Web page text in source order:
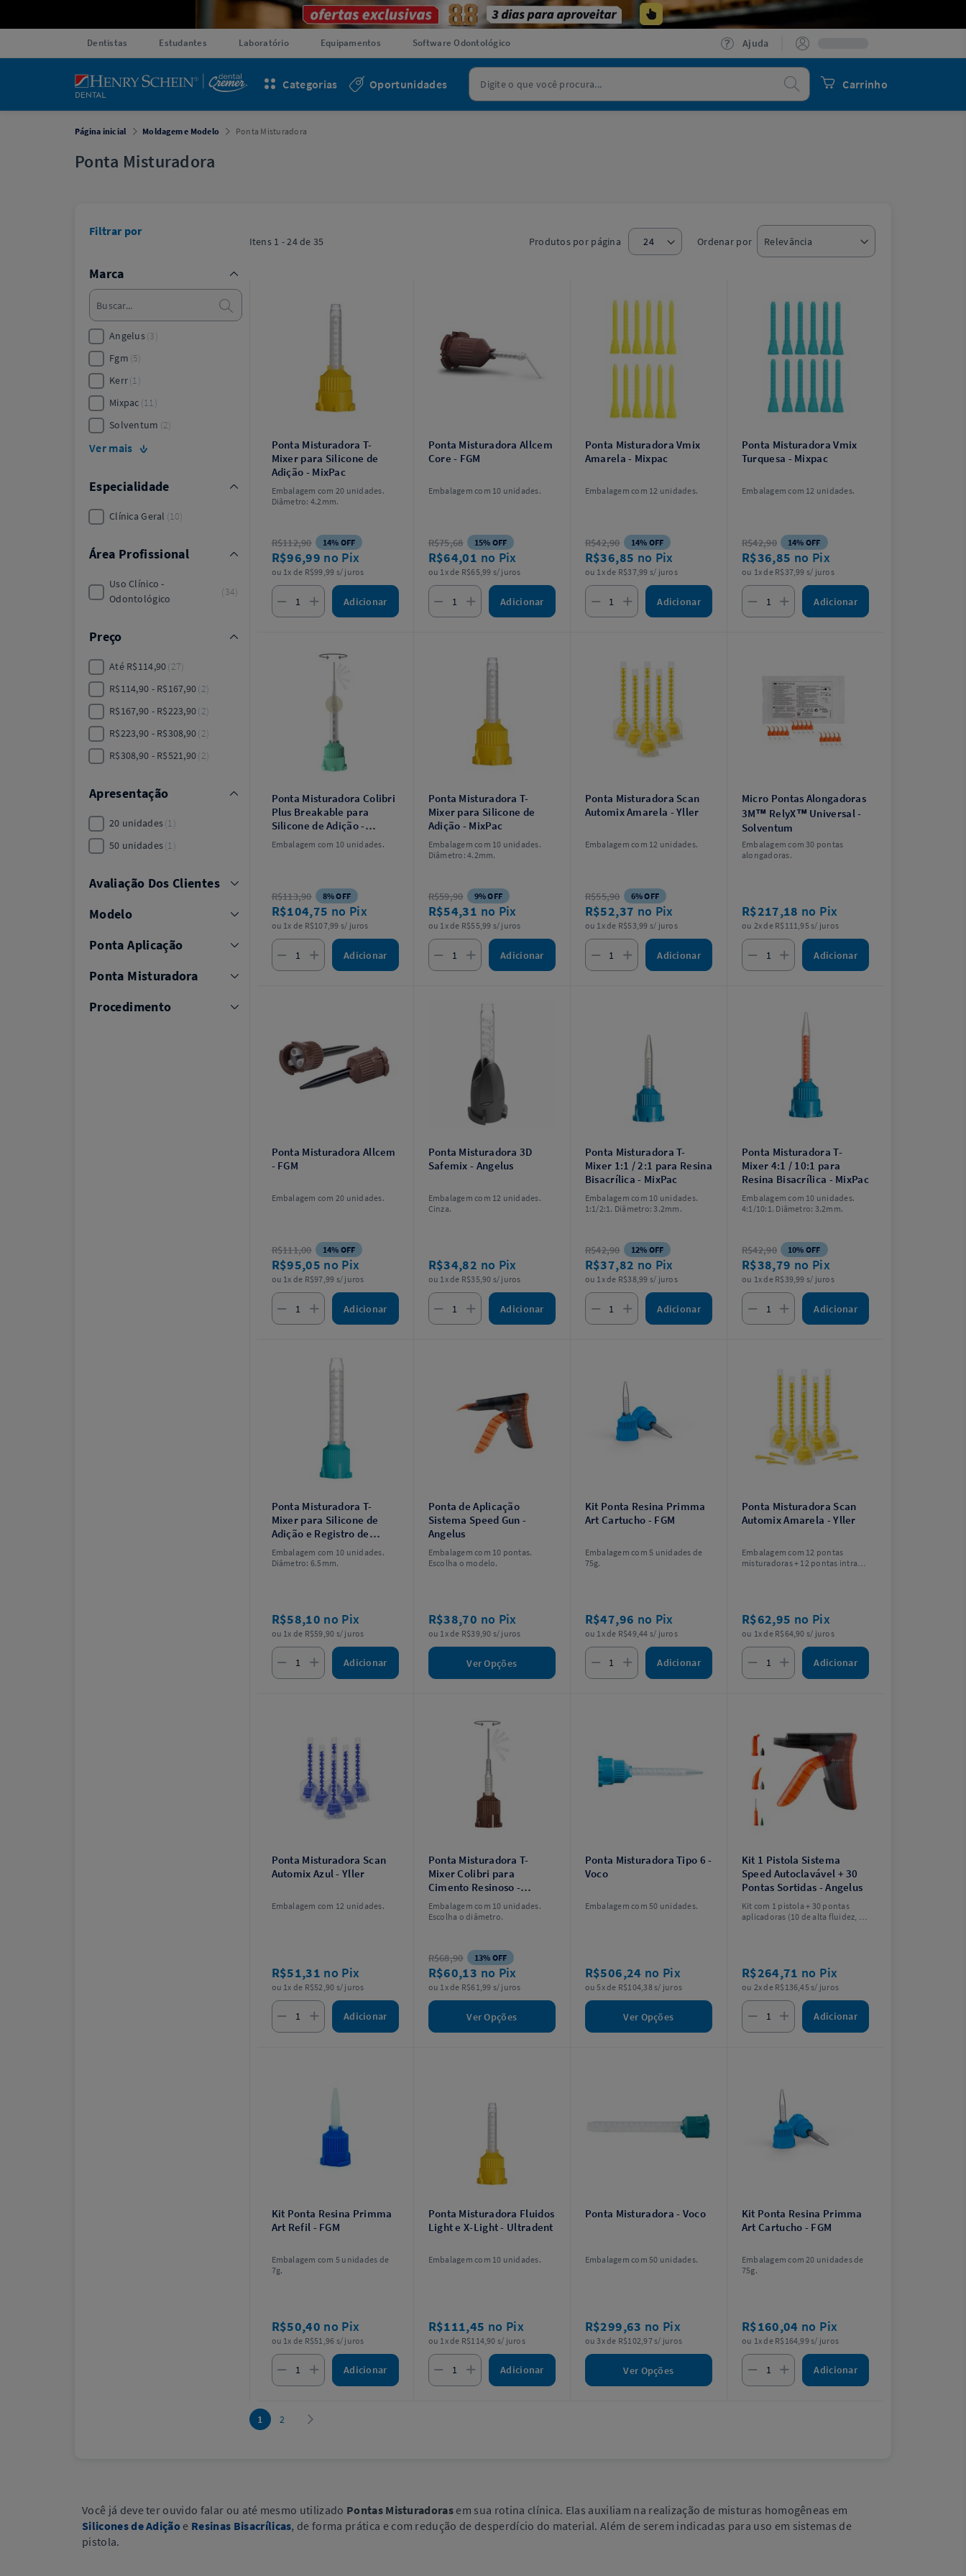
Dentistas Estudantes Laboratório Equipamentos Software Odontológico Ajuda
Carrinho
Procurar
Oportunidades
Categorias
Página inicial Moldagem e Modelo Ponta Misturadora
Ponta Misturadora
Itens 1 - 24de 35 Produtos por página Ordenar por
Ponta Misturadora T-
Mixer para Silicone de
Adição - MixPac
Embalagem com 20 unidades.
Diâmetro: 4.2mm.
R$112,90 14% OFF
R$96,99 no Pix
ou 1x de R$99,99 s/ juros
Adicionar
Ponta Misturadora Allcem
Core - FGM
Embalagem com 10 unidades.
R$75,68 15% OFF
R$64,01 no Pix
ou 1x de R$65,99 s/ juros
Adicionar
Ponta Misturadora Vmix
Amarela - Mixpac
Embalagem com 12 unidades.
R$42,90 14% OFF
R$36,85 no Pix
ou 1x de R$37,99 s/ juros
Adicionar
Ponta Misturadora Vmix
Turquesa - Mixpac
Embalagem com 12 unidades.
R$42,90 14% OFF
R$36,85 no Pix
ou 1x de R$37,99 s/ juros
Adicionar
Ponta Misturadora Colibri
Plus Breakable para
Silicone de Adição -
MixPac
Embalagem com 10 unidades.
R$113,90 8% OFF
R$104,75 no Pix
ou 1x de R$107,99 s/ juros
Adicionar
Ponta Misturadora T-
Mixer para Silicone de
Adição - MixPac
Embalagem com 10 unidades.
Diâmetro: 4.2mm.
R$59,90 9% OFF
R$54,31 no Pix
ou 1x de R$55,99 s/ juros
Adicionar
Ponta Misturadora Scan
Automix Amarela - Yller
Embalagem com 12 unidades.
R$55,90 6% OFF
R$52,37 no Pix
ou 1x de R$53,99 s/ juros
Adicionar
Micro Pontas Alongadoras
3M™ RelyX™ Universal -
Solventum
Embalagem com 30 pontas
alongadoras.
R$217,18 no Pix
ou 2x de R$111,95 s/ juros
Adicionar
Ponta Misturadora Allcem
- FGM
Embalagem com 20 unidades.
R$111,00 14% OFF
R$95,05 no Pix
ou 1x de R$97,99 s/ juros
Adicionar
Ponta Misturadora 3D
Safemix - Angelus
Embalagem com 12 unidades.
Cinza.
R$34,82 no Pix
ou 1x de R$35,90 s/ juros
Adicionar
Ponta Misturadora T-
Mixer 1:1 / 2:1 para Resina
Bisacrílica - MixPac
Embalagem com 10 unidades.
1:1/2:1. Diâmetro: 3.2mm.
R$42,90 12% OFF
R$37,82 no Pix
ou 1x de R$38,99 s/ juros
Adicionar
Ponta Misturadora T-
Mixer 4:1 / 10:1 para
Resina Bisacrílica - MixPac
Embalagem com 10 unidades.
4:1/10:1. Diâmetro: 3.2mm.
R$42,90 10% OFF
R$38,79 no Pix
ou 1x de R$39,99 s/ juros
Adicionar
Ponta Misturadora T-
Mixer para Silicone de
Adição e Registro de
Mordida - MixPac
Embalagem com 10 unidades.
Diâmetro: 6.5mm.
R$58,10 no Pix
ou 1x de R$59,90 s/ juros
Adicionar
Ponta de Aplicação
Sistema Speed Gun -
Angelus
Embalagem com 10 pontas.
Escolha o modelo.
R$38,70 no Pix
ou 1x de R$39,90 s/ juros
Ver Opções
Kit Ponta Resina Primma
Art Cartucho - FGM
Embalagem com 5 unidades de
75g.
R$47,96 no Pix
ou 1x de R$49,44 s/ juros
Adicionar
Ponta Misturadora Scan
Automix Amarela - Yller
Embalagem com 12 pontas
misturadoras + 12 pontas intra-
R$62,95 no Pix
ou 1x de R$64,90 s/ juros
Adicionar
Ponta Misturadora Scan
Automix Azul - Yller
Embalagem com 12 unidades.
R$51,31 no Pix
ou 1x de R$52,90 s/ juros
Adicionar
Ponta Misturadora T-
Mixer Colibri para
Cimento Resinoso -
MixPac
Embalagem com 10 unidades.
Escolha o diâmetro.
R$68,90 13% OFF
R$60,13 no Pix
ou 1x de R$61,99 s/ juros
Ver Opções
Ponta Misturadora Tipo 6 -
Voco
Embalagem com 50 unidades.
R$506,24 no Pix
ou 5x de R$104,38 s/ juros
Ver Opções
Kit 1 Pistola Sistema
Speed Autoclavável + 30
Pontas Sortidas - Angelus
Kit com 1 pistola + 30 pontas
aplicadoras (10 de alta fluidez, 10
R$264,71 no Pix
ou 2x de R$136,45 s/ juros
Adicionar
Kit Ponta Resina Primma
Art Refil - FGM
Embalagem com 5 unidades de
7g.
R$50,40 no Pix
ou 1x de R$51,96 s/ juros
Adicionar
Ponta Misturadora Fluidos
Light e X-Light - Ultradent
Embalagem com 10 unidades.
R$111,45 no Pix
ou 1x de R$114,90 s/ juros
Adicionar
Ponta Misturadora - Voco
Embalagem com 50 unidades.
R$299,63 no Pix
ou 3x de R$102,97 s/ juros
Ver Opções
Kit Ponta Resina Primma
Art Cartucho - FGM
Embalagem com 20 unidades de
75g.
R$160,04 no Pix
ou 1x de R$164,99 s/ juros
Adicionar
1 2
Filtrar por
Marca
Angelus 3
Fgm 5
Kerr 1
Mixpac 11
Solventum 2
Ver mais
Especialidade
Clínica Geral 10
Área Profissional
Uso Clínico -
Odontológico
34
Preço
Até R$114,90 27
R$114,90 - R$167,90 2
R$167,90 - R$223,90 2
R$223,90 - R$308,90 2
R$308,90 - R$521,90 2
Apresentação
20 unidades 1
50 unidades 1
Avaliação Dos Clientes
Modelo
Ponta Aplicação
Ponta Misturadora
Procedimento
Você já deve ter ouvido falar ou até mesmo utilizado Pontas Misturadoras em sua rotina clínica. Elas auxiliam na realização de misturas homogêneas em
Silicones de Adição e Resinas Bisacrílicas, de forma prática e com redução de desperdício do material. Além de serem indicadas para uso em sistemas de
pistola.